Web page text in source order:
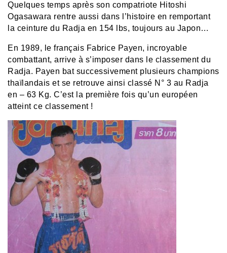
Quelques temps après son compatriote Hitoshi
Ogasawara rentre aussi dans l’histoire en remportant
la ceinture du Radja en 154 lbs, toujours au Japon…
En 1989, le français Fabrice Payen, incroyable
combattant, arrive à s’imposer dans le classement du
Radja. Payen bat successivement plusieurs champions
thaïlandais et se retrouve ainsi classé N° 3 au Radja
en – 63 Kg. C’est la première fois qu’un européen
atteint ce classement !